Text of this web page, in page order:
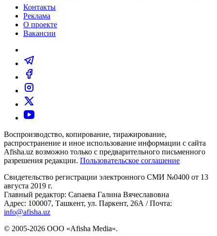
Контакты
Реклама
О проекте
Вакансии
Воспроизводство, копирование, тиражирование,
распространение и иное использование информации с сайта
Afisha.uz возможно только с предварительного письменного
разрешения редакции. Пользовательское соглашение
Свидетельство регистрации электронного СМИ №0400 от 13
августа 2019 г.
Главный редактор: Сапаева Галина Вячеславовна
Адрес: 100007, Ташкент, ул. Паркент, 26А / Почта:
info@afisha.uz
© 2005-2026 ООО «Afisha Media».